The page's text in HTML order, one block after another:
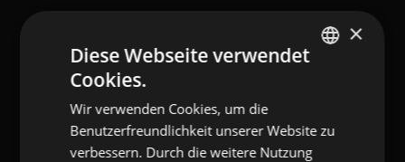
×
Diese Webseite verwendet
Cookies.
Wir verwenden Cookies, um die
Benutzerfreundlichkeit unserer Website zu
verbessern. Durch die weitere Nutzung